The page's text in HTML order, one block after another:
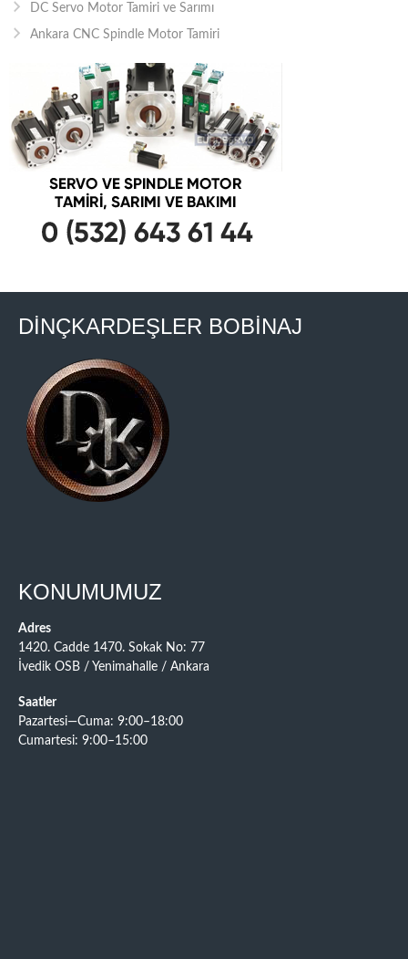
DC Servo Motor Tamiri ve Sarımı
Ankara CNC Spindle Motor Tamiri
DİNÇKARDEŞLER BOBİNAJ
KONUMUMUZ
Adres
1420. Cadde 1470. Sokak No: 77
İvedik OSB / Yenimahalle / Ankara
Saatler
Pazartesi—Cuma: 9:00–18:00
Cumartesi: 9:00–15:00